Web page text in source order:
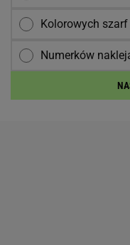
Kolorowych szarf
Numerków